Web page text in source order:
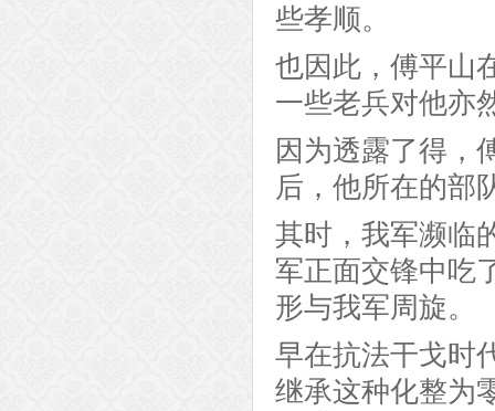
些孝顺。
也因此，傅平山
一些老兵对他亦
因为透露了得，
后，他所在的部
其时，我军濒临
军正面交锋中吃
形与我军周旋。
早在抗法干戈时
继承这种化整为